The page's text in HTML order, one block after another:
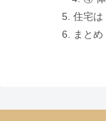
住宅は
まとめ